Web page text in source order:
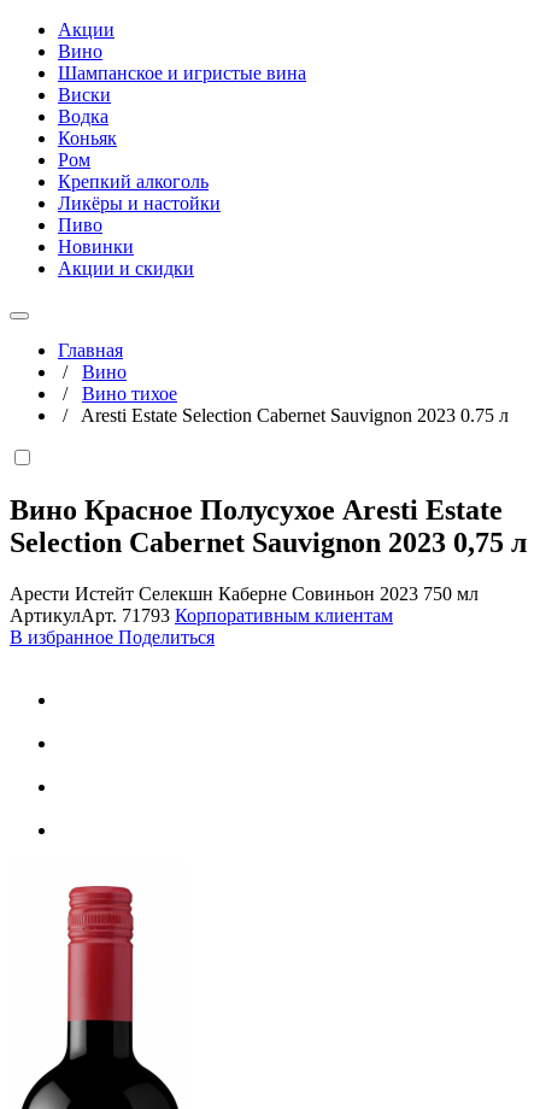
Акции
Вино
Шампанское и игристые вина
Виски
Водка
Коньяк
Ром
Крепкий алкоголь
Ликёры и настойки
Пиво
Новинки
Акции и скидки
Главная
/ Вино
/ Вино тихое
/ Aresti Estate Selection Cabernet Sauvignon 2023 0.75 л
Вино Красное Полусухое Aresti Estate
Selection Cabernet Sauvignon 2023 0,75 л
Арести Истейт Селекшн Каберне Совиньон 2023 750 мл
АртикулАрт. 71793 Корпоративным клиентам
В избранное Поделиться